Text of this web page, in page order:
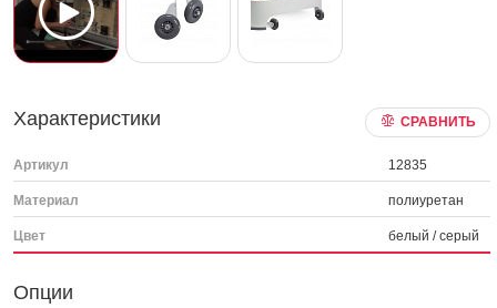
Характеристики СРАВНИТЬ
Артикул 12835
Материал полиуретан
Цвет белый / серый
Опции